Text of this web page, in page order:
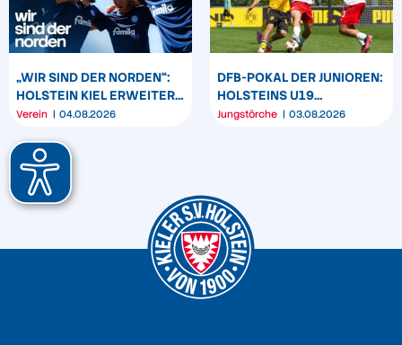
„WIR SIND DER NORDEN“:
HOLSTEIN KIEL ERWEITERT
SEIN MARKENBILD
Verein 04.08.2026
DFB-POKAL DER JUNIOREN:
HOLSTEINS U19
TRIUMPHIERT IN
Jungstörche 03.08.2026